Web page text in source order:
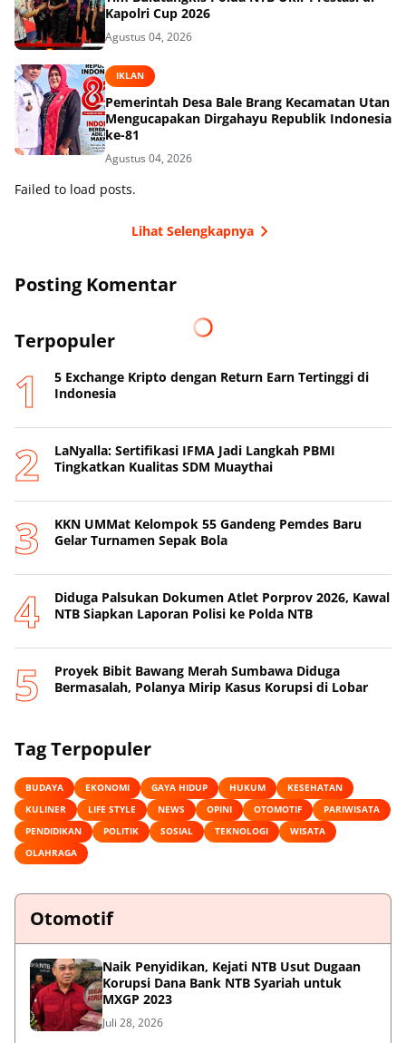
Kapolri Cup 2026
Agustus 04, 2026
IKLAN
Pemerintah Desa Bale Brang Kecamatan Utan
Mengucapakan Dirgahayu Republik Indonesia
ke-81
Agustus 04, 2026
Failed to load posts.
Lihat Selengkapnya
Posting Komentar
Terpopuler
5 Exchange Kripto dengan Return Earn Tertinggi di
Indonesia
LaNyalla: Sertifikasi IFMA Jadi Langkah PBMI
Tingkatkan Kualitas SDM Muaythai
KKN UMMat Kelompok 55 Gandeng Pemdes Baru
Gelar Turnamen Sepak Bola
Diduga Palsukan Dokumen Atlet Porprov 2026, Kawal
NTB Siapkan Laporan Polisi ke Polda NTB
Proyek Bibit Bawang Merah Sumbawa Diduga
Bermasalah, Polanya Mirip Kasus Korupsi di Lobar
Tag Terpopuler
BUDAYA EKONOMI GAYA HIDUP HUKUM
KESEHATAN
KULINER
LIFE STYLE NEWS OPINI OTOMOTIF
PARIWISATA
PENDIDIKAN
POLITIK SOSIAL TEKNOLOGI
WISATA
OLAHRAGA
Otomotif
Naik Penyidikan, Kejati NTB Usut Dugaan
Korupsi Dana Bank NTB Syariah untuk
MXGP 2023
Juli 28, 2026